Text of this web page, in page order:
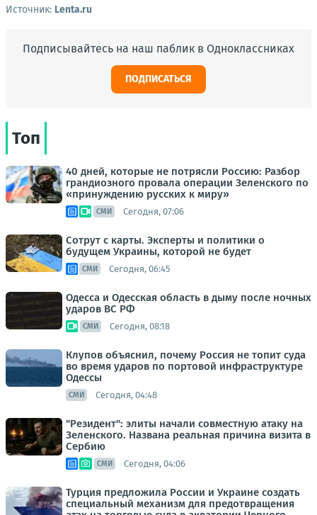
Источник: Lenta.ru
Подписывайтесь на наш паблик в Одноклассниках
ПОДПИСАТЬСЯ
Топ
40 дней, которые не потрясли Россию: Разбор
грандиозного провала операции Зеленского по
«принуждению русских к миру»
СМИ Сегодня, 07:06
Сотрут с карты. Эксперты и политики о
будущем Украины, которой не будет
СМИ Сегодня, 06:45
Одесса и Одесская область в дыму после ночных
ударов ВС РФ
СМИ Сегодня, 08:18
Клупов объяснил, почему Россия не топит суда
во время ударов по портовой инфраструктуре
Одессы
СМИ Сегодня, 04:48
"Резидент": элиты начали совместную атаку на
Зеленского. Названа реальная причина визита в
Сербию
СМИ Сегодня, 04:06
Турция предложила России и Украине создать
специальный механизм для предотвращения